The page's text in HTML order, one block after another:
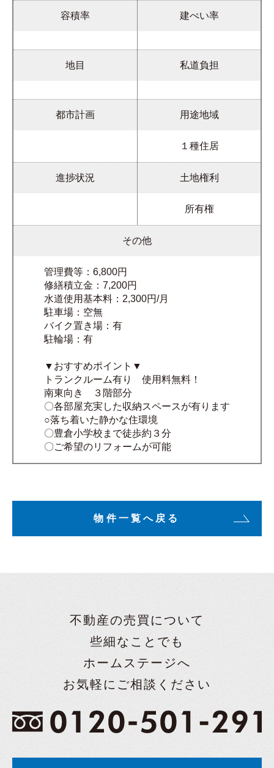
容積率 建ぺい率
地目 私道負担
都市計画 用途地域
１種住居
進捗状況 土地権利
所有権
その他
管理費等：6,800円
修繕積立金：7,200円
水道使用基本料：2,300円/月
駐車場：空無
バイク置き場：有
駐輪場：有
▼おすすめポイント▼
トランクルーム有り 使用料無料！
南東向き ３階部分
〇各部屋充実した収納スペースが有ります
○落ち着いた静かな住環境
〇豊倉小学校まで徒歩約３分
〇ご希望のリフォームが可能
物件一覧へ戻る
不動産の売買について
些細なことでも
ホームステージへ
お気軽にご相談ください